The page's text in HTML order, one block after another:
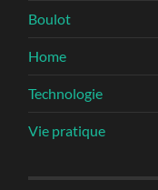
Boulot
Home
Technologie
Vie pratique